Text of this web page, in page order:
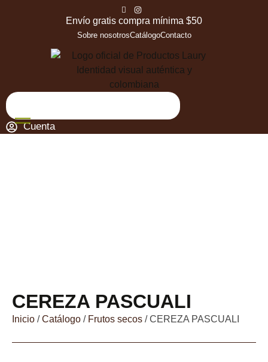
Envío gratis compra mínima $50
Sobre nosotrosCatálogoContacto
Cuenta
CEREZA PASCUALI
Inicio /Catálogo / Frutos secos / CEREZA PASCUALI